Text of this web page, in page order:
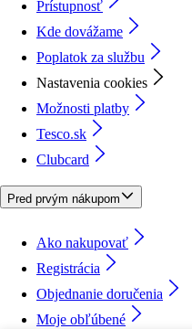
Prístupnosť
Kde dovážame
Poplatok za službu
Nastavenia cookies
Možnosti platby
Tesco.sk
Clubcard
Pred prvým nákupom
Ako nakupovať
Registrácia
Objednanie doručenia
Moje obľúbené